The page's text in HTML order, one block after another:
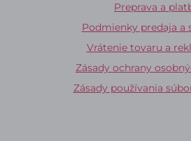
Preprava a
Podmienky predaja a
Vrátenie tovaru a
Zásady ochrany
Zásady používania